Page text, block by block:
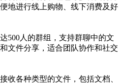
地进行线上购物、线下消费及好
500人的群组，支持群聊中的文
文件分享，适合团队协作和社交
收各种类型的文件，包括文档、